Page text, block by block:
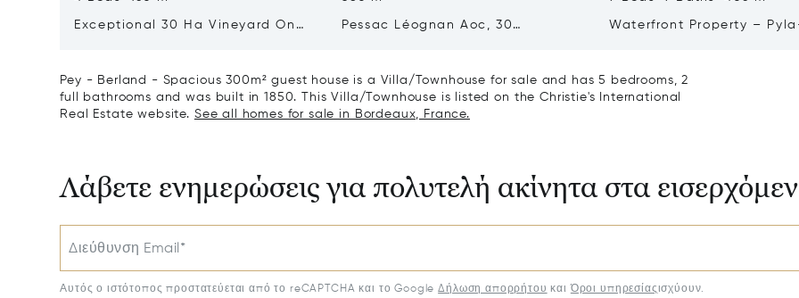
Exceptional 30 Ha Vineyard On
Pessac Léognan Aoc, 30
Waterfront Property –
Pey - Berland - Spacious 300m² guest house is a Villa/Townhouse for sale and has 5 bedrooms, 2
full bathrooms and was built in 1850. This Villa/Townhouse is listed on the Christie's International
Real Estate website. See all homes for sale in Bordeaux, France.
Λάβετε ενημερώσεις για πολυτελή ακίνητα στα
Διεύθυνση Email*
Αυτός ο ιστότοπος προστατεύεται από το reCAPTCHA και το Google Δήλωση απορρήτου καιΌροι υπηρεσίαςισχύουν.